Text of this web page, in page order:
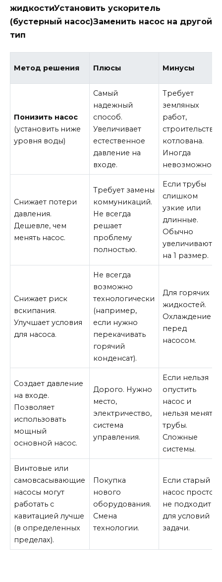
жидкостиУстановить ускоритель
(бустерный насос)Заменить насос на другой
тип
Метод решения Плюсы Минусы
Понизить насос
(установить ниже
уровня воды)
Самый
надежный
способ.
Увеличивает
естественное
давление на
входе.
Требует
земляных
работ,
строительства
котлована.
Иногда
невозможно.
Снижает потери
давления.
Дешевле, чем
менять насос.
Требует замены
коммуникаций.
Не всегда
решает
проблему
полностью.
Если трубы
слишком
узкие или
длинные.
Обычно
увеличивают
на 1 размер.
Снижает риск
вскипания.
Улучшает условия
для насоса.
Не всегда
возможно
технологически
(например,
если нужно
перекачивать
горячий
конденсат).
Для горячих
жидкостей.
Охлаждение
перед
насосом.
Создает давление
на входе.
Позволяет
использовать
мощный
основной насос.
Дорого. Нужно
место,
электричество,
система
управления.
Если нельзя
опустить
насос и
нельзя менять
трубы.
Сложные
системы.
Винтовые или
самовсасывающие
насосы могут
работать с
кавитацией лучше
(в определенных
пределах).
Покупка
нового
оборудования.
Смена
технологии.
Если старый
насос просто
не подходит
для условий
задачи.